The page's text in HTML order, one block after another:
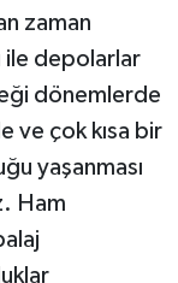
zaman
ile depolarlar
dönemlerde
ve çok kısa bir
yaşanması
Ham